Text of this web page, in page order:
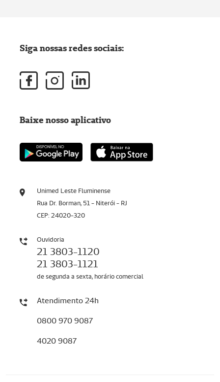
Unimed Leste Fluminense
Rua Dr. Borman, 51 - Niterói - RJ
CEP: 24020-320
Ouvidoria
21 3803-1120
21 3803-1121
de segunda a sexta, horário comercial
Atendimento 24h
0800 970 9087
4020 9087
Siga nossas redes sociais:
Baixe nosso aplicativo